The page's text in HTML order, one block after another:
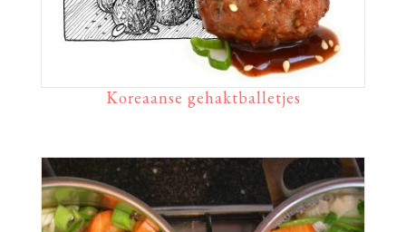
Koreaanse gehaktballetjes